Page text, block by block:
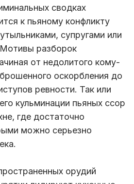
сводках
к пьяному конфликту
супругами или
разборок
от недолитого кому-
оскорбления до
ревности. Так или
кульминации пьяных ссор
где достаточно
можно серьезно
орудий